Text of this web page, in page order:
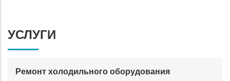
УСЛУГИ
Ремонт холодильного оборудования